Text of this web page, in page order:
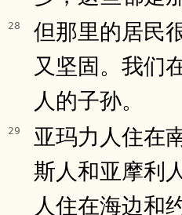
28
但那里的居民
又坚固。我们
人的子孙。
29
亚玛力人住在
斯人和亚摩利
人住在海边和